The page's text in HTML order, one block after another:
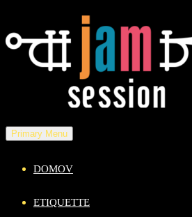
to
content
Primary Menu
DOMOV
ETIQUETTE